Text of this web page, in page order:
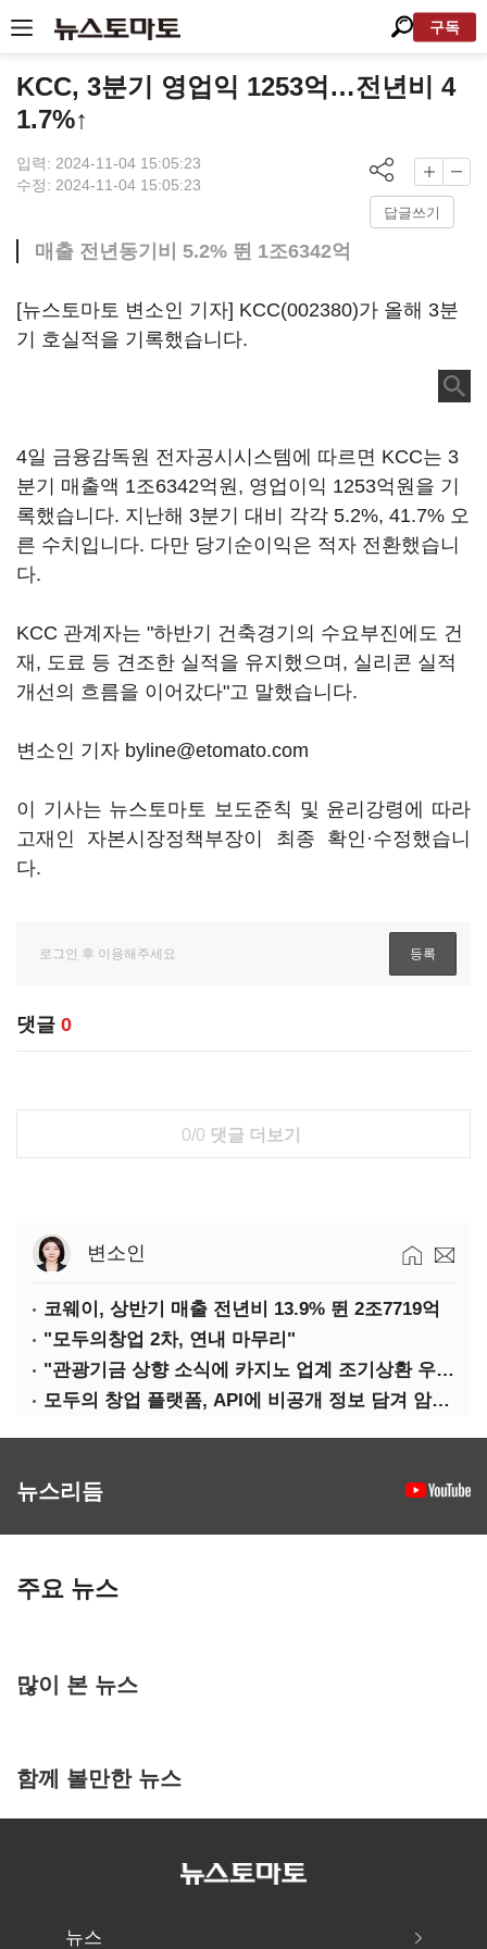
구독
KCC, 3분기 영업익 1253억…전년비 4
1.7%↑
입력: 2024-11-04 15:05:23
수정: 2024-11-04 15:05:23
답글쓰기
매출 전년동기비 5.2% 뛴 1조6342억
[뉴스토마토 변소인 기자] KCC(002380)가 올해 3분
기 호실적을 기록했습니다.
4일 금융감독원 전자공시시스템에 따르면 KCC는 3
분기 매출액 1조6342억원, 영업이익 1253억원을 기
록했습니다. 지난해 3분기 대비 각각 5.2%, 41.7% 오
른 수치입니다. 다만 당기순이익은 적자 전환했습니
다.
KCC 관계자는 "하반기 건축경기의 수요부진에도 건
재, 도료 등 견조한 실적을 유지했으며, 실리콘 실적
개선의 흐름을 이어갔다"고 말했습니다.
변소인 기자 byline@etomato.com
이 기사는 뉴스토마토 보도준칙 및 윤리강령에 따라
고재인 자본시장정책부장이 최종 확인·수정했습니
다.
댓글 0
0/0 댓글 더보기
변소인
코웨이, 상반기 매출 전년비 13.9% 뛴 2조7719억
"모두의창업 2차, 연내 마무리"
"관광기금 상향 소식에 카지노 업계 조기상환 우려"
모두의 창업 플랫폼, API에 비공개 정보 담겨 암호키까지 새나갔다
뉴스리듬
주요 뉴스
많이 본 뉴스
함께 볼만한 뉴스
뉴스